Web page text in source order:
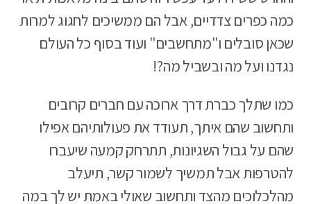
כמה כפרים צדדיים, אבל הם ממשיכים לחגוג למרות
שכאן סובלים ו"מתחשבים" ועוד בסוף כל העולם
נגדנו ועל מה ובשביל מה?!
כמו שתלך כברת דרך ארוכה עם חברים קרובים
ותחשוב שהם איתך, תעודד את פעולותיהם אפילו
שהם על גבול השגיונות, תתרחק קמעה שיעברו
להטרפות אבל תמשיך לשמור קשר, תיעלב
מהלכלוכים מהצד ותחשוב שאולי באמת יש לך במה